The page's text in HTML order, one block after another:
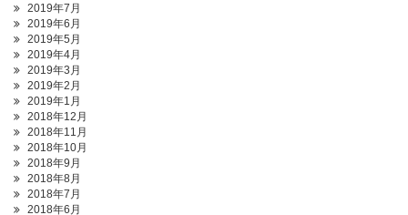
2019年7月
2019年6月
2019年5月
2019年4月
2019年3月
2019年2月
2019年1月
2018年12月
2018年11月
2018年10月
2018年9月
2018年8月
2018年7月
2018年6月